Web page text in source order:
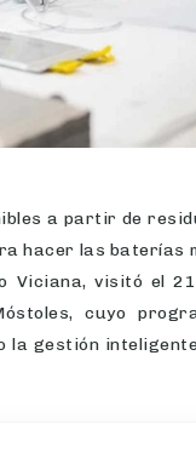
a partir de
hacer las baterías
Viciana, visitó el
cuyo
la gestión